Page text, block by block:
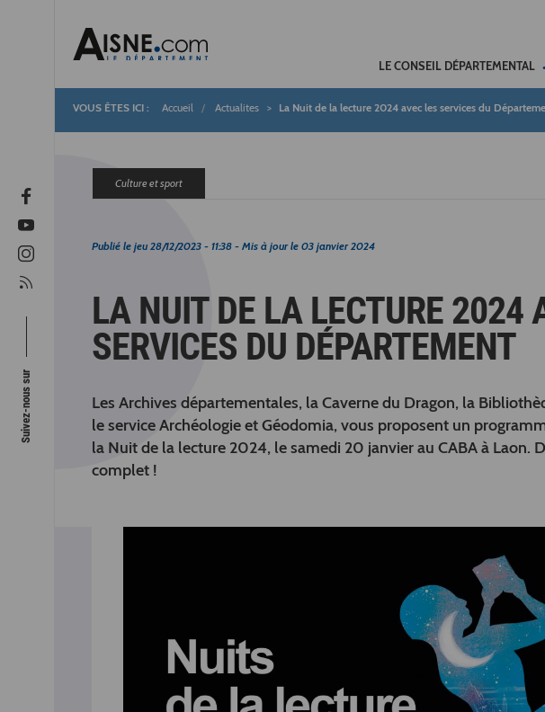
LE CONSEIL DÉPARTEMENTAL
Fil
d'Ariane
Accueil Actualites La Nuit de la lecture 2024 avec les services du
Culture et sport
Publié le jeu 28/12/2023 - 11:38 - Mis à jour le 03 janvier 2024
LA NUIT DE LA LECTURE 2024
SERVICES DU DÉPARTEMENT
Les Archives départementales, la Caverne du Dragon, la
le service Archéologie et Géodomia, vous proposent un
la Nuit de la lecture 2024, le samedi 20 janvier au CABA à Laon.
complet !